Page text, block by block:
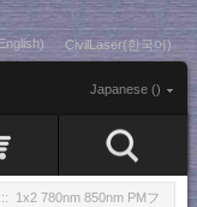
CivilLaser(한국어)
Japanese ()
:: 1x2 780nm 850nm PMフ